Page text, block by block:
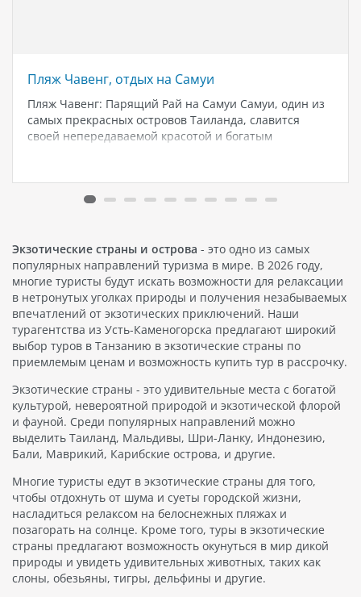
Пляж Чавенг, отдых на Самуи
Пляж Чавенг: Парящий Рай на Самуи Самуи, один из
самых прекрасных островов Таиланда, славится
своей непередаваемой красотой и богатым
что вам нужно. Пляж…
Экзотические страны и острова - это одно из самых
популярных направлений туризма в мире. В 2026 году,
многие туристы будут искать возможности для релаксации
в нетронутых уголках природы и получения незабываемых
впечатлений от экзотических приключений. Наши
турагентства из Усть-Каменогорска предлагают широкий
выбор туров в Танзанию в экзотические страны по
приемлемым ценам и возможность купить тур в рассрочку.
Экзотические страны - это удивительные места с богатой
культурой, невероятной природой и экзотической флорой
и фауной. Среди популярных направлений можно
выделить Таиланд, Мальдивы, Шри-Ланку, Индонезию,
Бали, Маврикий, Карибские острова, и другие.
Многие туристы едут в экзотические страны для того,
чтобы отдохнуть от шума и суеты городской жизни,
насладиться релаксом на белоснежных пляжах и
позагорать на солнце. Кроме того, туры в экзотические
страны предлагают возможность окунуться в мир дикой
природы и увидеть удивительных животных, таких как
слоны, обезьяны, тигры, дельфины и другие.